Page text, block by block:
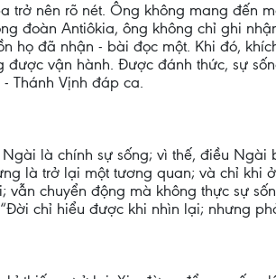
trở nên rõ nét. Ông không mang đến
đoàn Antiôkia, ông không chỉ ghi
họ đã nhận - bài đọc một. Khi đó,
được vận hành. Được đánh thức, sự
Thánh Vịnh đáp ca.
là chính sự sống; vì thế, điều
là trở lại một tương quan; và chỉ khi
vẫn chuyển động mà không thực sự
chỉ hiểu được khi nhìn lại; nhưng